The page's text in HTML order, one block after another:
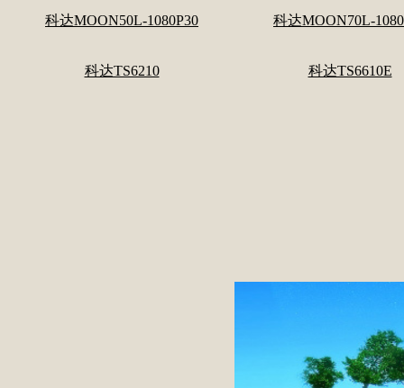
科达MOON50L-1080P30 科达MOON70L-
科达TS6210 科达TS6610E